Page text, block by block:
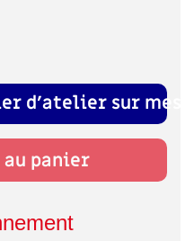
d'atelier sur
panier